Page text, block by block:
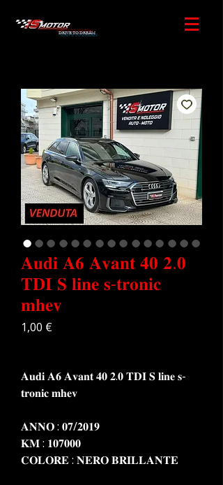
DRIVE TO DREAM
𝐀𝐮𝐝𝐢 𝐀𝟔 𝐀𝐯𝐚𝐧𝐭 𝟒𝟎 𝟐.𝟎
𝐓𝐃𝐈 𝐒 𝐥𝐢𝐧𝐞 𝐬-𝐭𝐫𝐨𝐧𝐢𝐜
𝐦𝐡𝐞𝐯
1,00 €Prezzo
𝐀𝐮𝐝𝐢 𝐀𝟔 𝐀𝐯𝐚𝐧𝐭 𝟒𝟎 𝟐.𝟎 𝐓𝐃𝐈 𝐒 𝐥𝐢𝐧𝐞 𝐬-
𝐭𝐫𝐨𝐧𝐢𝐜 𝐦𝐡𝐞𝐯
𝐀𝐍𝐍𝐎 : 𝟎𝟕/𝟐𝟎𝟏𝟗
𝐊𝐌 : 𝟏𝟎𝟕𝟎𝟎𝟎
𝐂𝐎𝐋𝐎𝐑𝐄 : 𝐍𝐄𝐑𝐎 𝐁𝐑𝐈𝐋𝐋𝐀𝐍𝐓𝐄